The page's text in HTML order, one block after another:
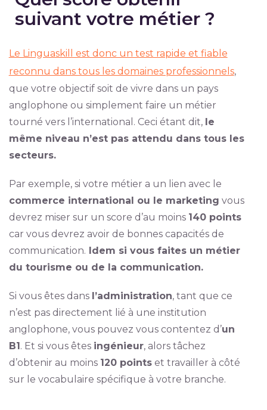
suivant votre métier ?
Le Linguaskill est donc un test rapide et fiable
reconnu dans tous les domaines professionnels,
que votre objectif soit de vivre dans un pays
anglophone ou simplement faire un métier
tourné vers l’international. Ceci étant dit, le
même niveau n’est pas attendu dans tous les
secteurs.
Par exemple, si votre métier a un lien avec le
commerce international ou le marketing vous
devrez miser sur un score d’au moins 140 points
car vous devrez avoir de bonnes capacités de
communication. Idem si vous faites un métier
du tourisme ou de la communication.
Si vous êtes dans l’administration, tant que ce
n’est pas directement lié à une institution
anglophone, vous pouvez vous contentez d’un
B1 . Et si vous êtes ingénieur, alors tâchez
d’obtenir au moins 120 pointset travailler à côté
sur le vocabulaire spécifique à votre branche.